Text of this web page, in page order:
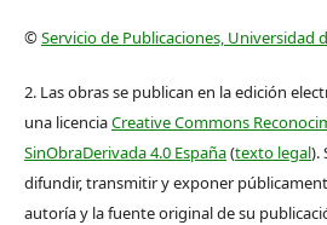
©Servicio de Publicaciones, Universidad
2. Las obras se publican en la edición
una licenciaCreative Commons
SinObraDerivada 4.0 España(texto legal).
difundir, transmitir y exponer
autoría y la fuente original de su